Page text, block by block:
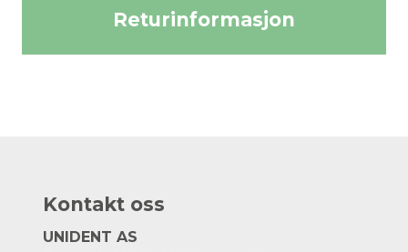
Returinformasjon
Kontakt oss
UNIDENT AS